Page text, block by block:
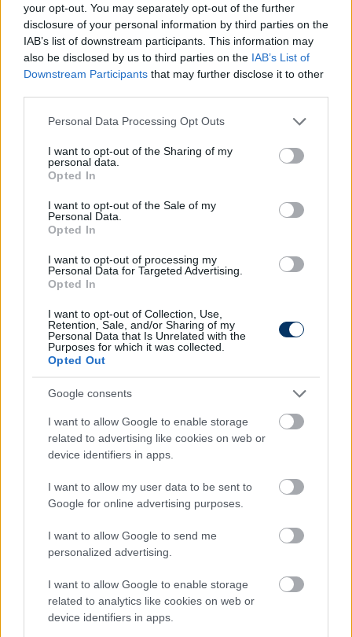
your opt-out. You may separately opt-out of the further
disclosure of your personal information by third parties on the
IAB’s list of downstream participants. This information may
also be disclosed by us to third parties on the IAB’s List of
Downstream Participants that may further disclose it to other
Please note that this website/app uses one or more Google
not limited to your visit or usage behaviour. You may click to
grant or deny consent to Google and its third-party tags to
use your data for below specified purposes in below Google
consent section.
Personal Data Processing Opt Outs
I want to opt-out of the Sharing of my
personal data.
Opted In
I want to opt-out of the Sale of my
Personal Data.
Opted In
I want to opt-out of processing my
Personal Data for Targeted Advertising.
Opted In
I want to opt-out of Collection, Use,
Retention, Sale, and/or Sharing of my
Personal Data that Is Unrelated with the
Purposes for which it was collected.
Opted Out
Google consents
I want to allow Google to enable storage
related to advertising like cookies on web or
device identifiers in apps.
I want to allow my user data to be sent to
Google for online advertising purposes.
I want to allow Google to send me
personalized advertising.
I want to allow Google to enable storage
related to analytics like cookies on web or
device identifiers in apps.
MAGYAR VÁLOGATOTT
Marco Rossi elmondta, szerinte ki a
világbajnokság favoritja
Magyarország egyvalamiben tényleg
MAGYAR VÁLOGATOTT
válogatott, újonc is lehet a csapatban
MAGYAR VÁLOGATOTT
Válogatott: Az iram rendben volt, a gól
hiányzott a magyar-görög meccsen -
Magyar-görög: Itt van Rossi
kezdőcsapata - csak egy helyen
változott a szlovénokat legyőző
Győzelem vagy iksz? Így várják
olvasóink a görög válogatott elleni
meccset
MAGYAR VÁLOGATOTT